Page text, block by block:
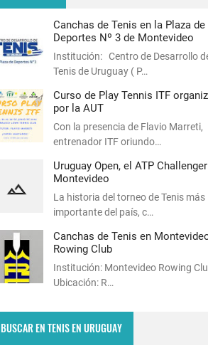
Canchas de Tenis en la Plaza de
Deportes Nº 3 de Montevideo
Institución: Centro de Desarrollo
Tenis de Uruguay ( P…
Curso de Play Tennis ITF
por la AUT
Con la presencia de Flavio Marreti,
entrenador ITF oriundo…
Uruguay Open, el ATP
Montevideo
La historia del torneo de Tenis más
importante del país, c…
Canchas de Tenis en
Rowing Club
Institución: Montevideo Rowing
Ubicación: R…
BUSCAR EN TENIS EN URUGUAY